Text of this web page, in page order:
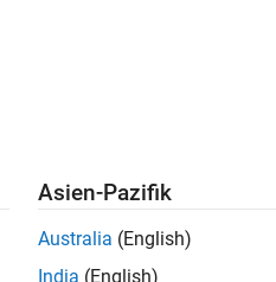
. Wenn Sie noch immer
unseres
Standort, um alle
Asien-Pazifik
Australia (English)
India (English)